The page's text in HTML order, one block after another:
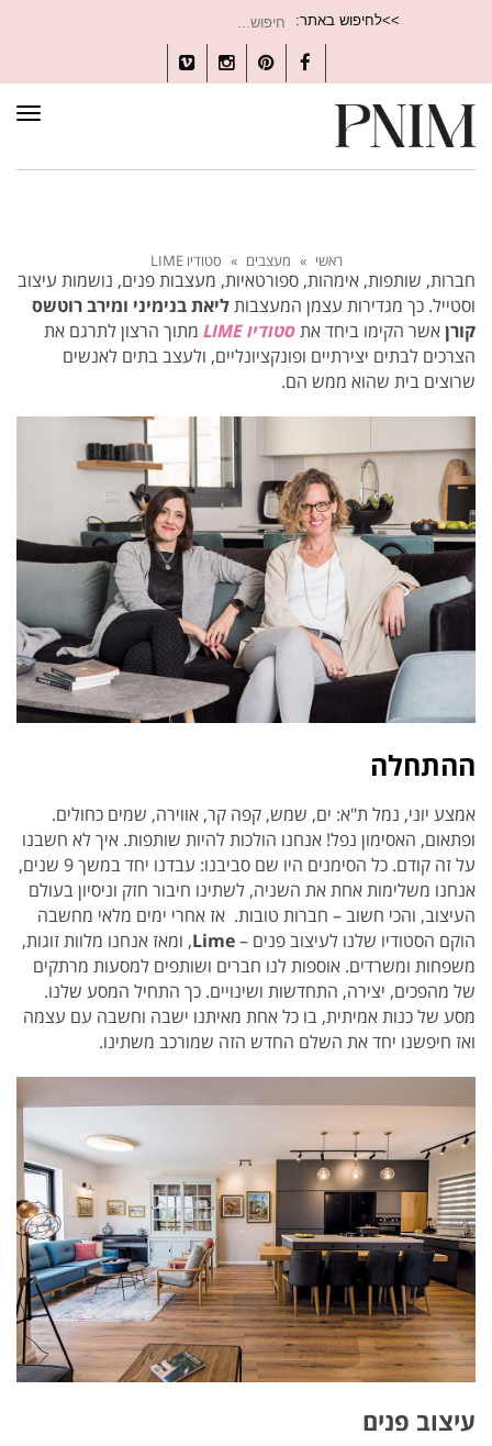
>>לחיפוש באתר:
עבור:
Facebook
Pinterest
Instagram
Vimeo
ראשי » מעצבים » סטודיו LIME
חברות, שותפות, אימהות, ספורטאיות, מעצבות פנים, נושמות עיצוב
וסטייל. כך מגדירות עצמן המעצבותליאת בנימיני ומירב רוטשס
קורןאשר הקימו ביחד אתסטודיו LIME
מתוך הרצון לתרגם את
הצרכים לבתים יצירתיים ופונקציונליים, ולעצב בתים לאנשים
שרוצים בית שהוא ממש הם.
ההתחלה
אמצע יוני, נמל ת"א: ים, שמש, קפה קר, אווירה, שמים כחולים.
ופתאום, האסימון נפל! אנחנו הולכות להיות שותפות. איך לא חשבנו
על זה קודם. כל הסימנים היו שם סביבנו: עבדנו יחד במשך 9 שנים,
אנחנו משלימות אחת את השניה, לשתינו חיבור חזק וניסיון בעולם
העיצוב, והכי חשוב – חברות טובות. אז אחרי ימים מלאי מחשבה
הוקם הסטודיו שלנו לעיצוב פנים –Lime
, ומאז אנחנו מלוות זוגות,
משפחות ומשרדים. אוספות לנו חברים ושותפים למסעות מרתקים
של מהפכים, יצירה, התחדשות ושינויים. כך התחיל המסע שלנו.
מסע של כנות אמיתית, בו כל אחת מאיתנו ישבה וחשבה עם עצמה
ואז חיפשנו יחד את השלם החדש הזה שמורכב משתינו.
עיצוב פנים